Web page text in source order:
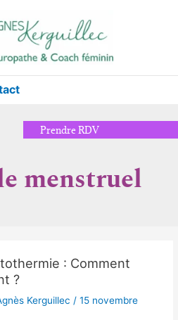
Prendre RDV
menstruel
: Comment
?
Kerguillec /15 novembre